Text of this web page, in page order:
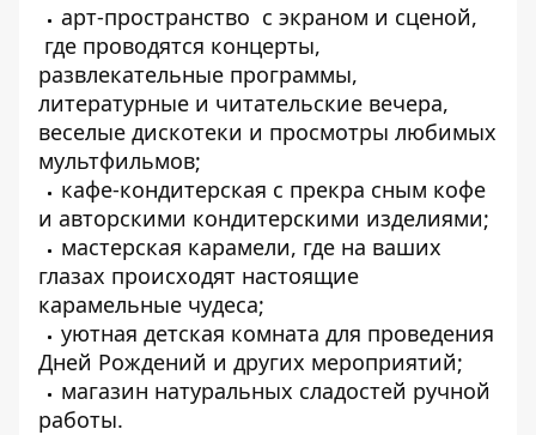
арт-пространство с экраном и сценой,
где проводятся концерты,
развлекательные программы,
литературные и читательские вечера,
веселые дискотеки и просмотры любимых
мультфильмов;
кафе-кондитерская с прекра сным кофе
и авторскими кондитерскими изделиями;
мастерская карамели, где на ваших
глазах происходят настоящие
карамельные чудеса;
уютная детская комната для проведения
Дней Рождений и других мероприятий;
магазин натуральных сладостей ручной
работы.